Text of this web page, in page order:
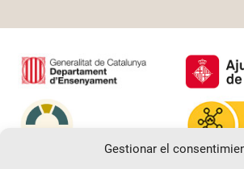
Gestionar el